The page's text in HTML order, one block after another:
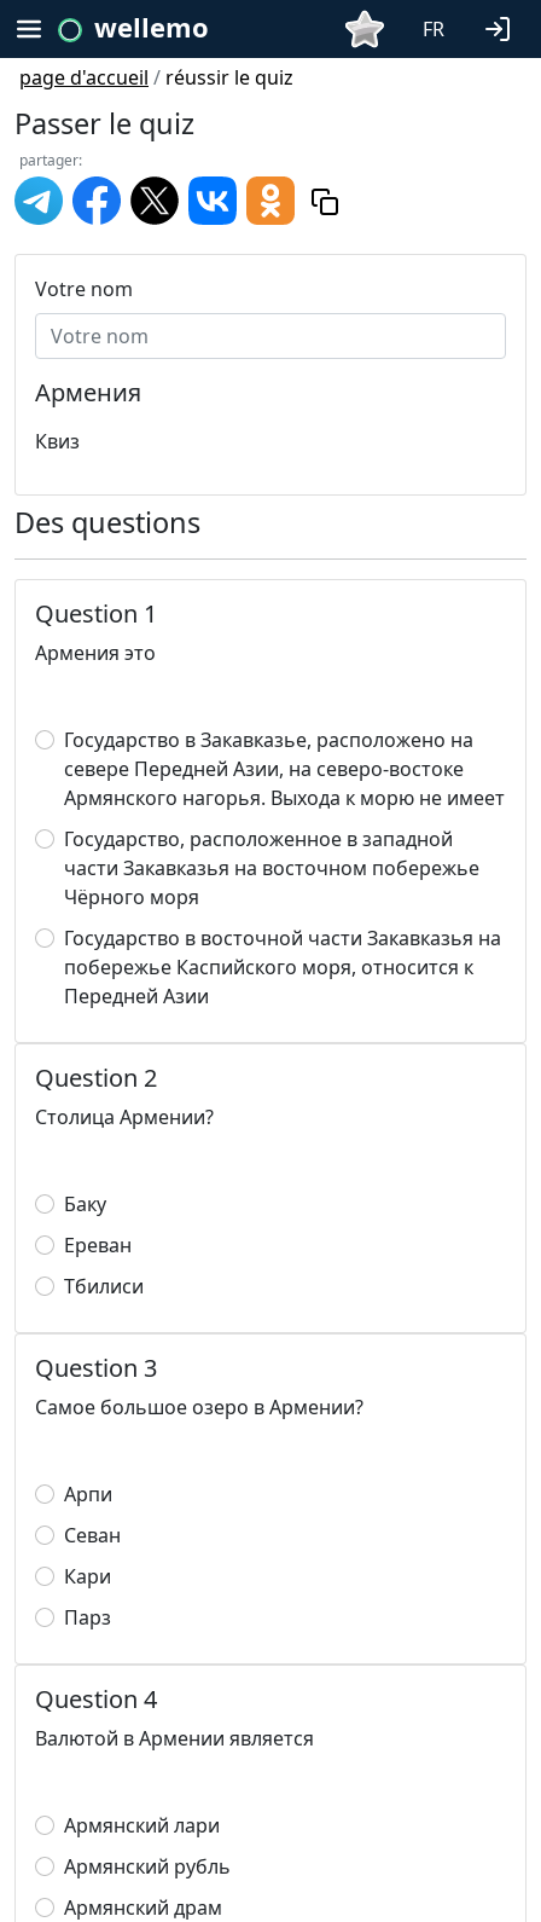
wellemo
FR
page d'accueil / réussir le quiz
Passer le quiz
partager:
Votre nom
Армения
Квиз
Des questions
Question 1
Армения это
Государство в Закавказье, расположено на
севере Передней Азии, на северо-востоке
Армянского нагорья. Выхода к морю не имеет
Государство, расположенное в западной
части Закавказья на восточном побережье
Чёрного моря
Государство в восточной части Закавказья на
побережье Каспийского моря, относится к
Передней Азии
Question 2
Столица Армении?
Баку
Ереван
Тбилиси
Question 3
Самое большое озеро в Армении?
Арпи
Севан
Кари
Парз
Question 4
Валютой в Армении является
Армянский лари
Армянский рубль
Армянский драм